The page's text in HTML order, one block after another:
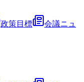
政策目標
会議ニュ